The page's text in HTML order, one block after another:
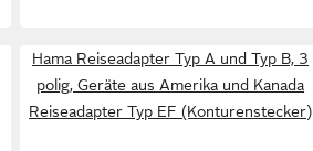
Hama Reiseadapter Typ A und Typ B, 3
polig, Geräte aus Amerika und Kanada
Reiseadapter Typ EF (Konturenstecker)